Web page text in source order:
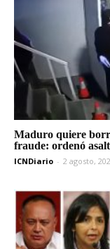
Maduro quiere
fraude: ordenó
ICNDiario - 2 agosto,